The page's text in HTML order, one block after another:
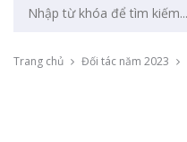
Trang chủ Đối tác năm 2023